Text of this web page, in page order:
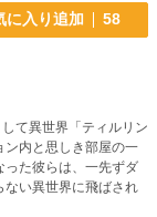
に入り追加 58
て異世界「ティルリン
ン内と思しき部屋の一
った彼らは、一先ずダ